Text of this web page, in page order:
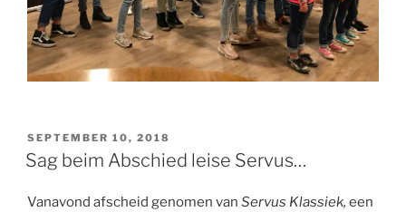
GEPLAATST
OP
SEPTEMBER 10, 2018
Sag beim Abschied leise Servus…
Vanavond afscheid genomen van Servus Klassiek, een